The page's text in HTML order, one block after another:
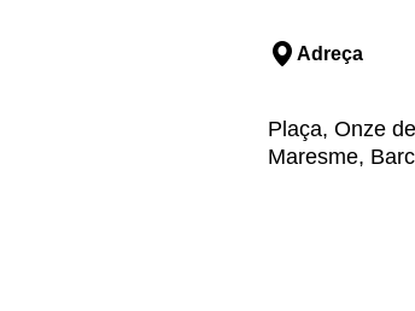
Adreça
Plaça, Onze
Maresme,